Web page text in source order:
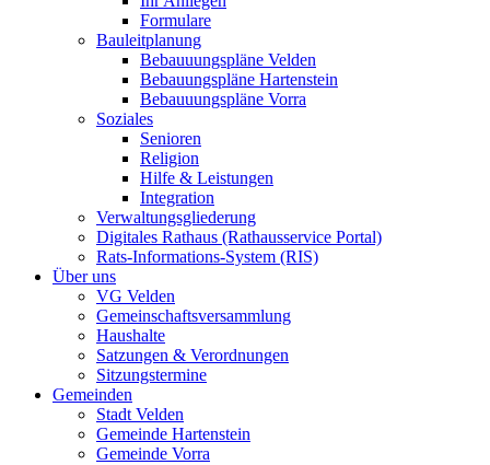
Formulare
Bauleitplanung
Bebauuungspläne Velden
Bebauungspläne Hartenstein
Bebauuungspläne Vorra
Soziales
Senioren
Religion
Hilfe & Leistungen
Integration
Verwaltungsgliederung
Digitales Rathaus (Rathausservice Portal)
Rats-Informations-System (RIS)
Über uns
VG Velden
Gemeinschaftsversammlung
Haushalte
Satzungen & Verordnungen
Sitzungstermine
Gemeinden
Stadt Velden
Gemeinde Hartenstein
Gemeinde Vorra